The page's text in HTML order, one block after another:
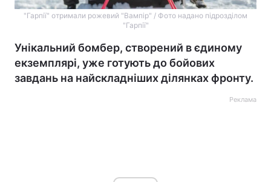
"Гарпії" отримали рожевий "Вампір" / Фото надано підрозділом
"Гарпії"
Унікальний бомбер, створений в єдиному
екземплярі, уже готують до бойових
завдань на найскладніших ділянках фронту.
Реклама